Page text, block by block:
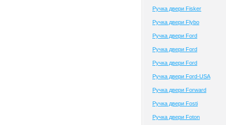
Ручка двери Fisker
Ручка двери Flybo
Ручка двери Ford
Ручка двери Ford
Ручка двери Ford
Ручка двери Ford-USA
Ручка двери Forward
Ручка двери Fosti
Ручка двери Foton